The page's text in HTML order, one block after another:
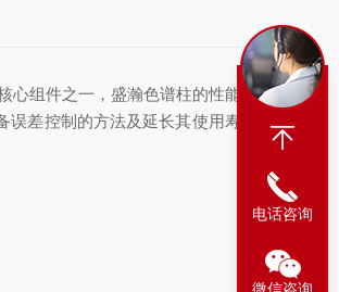
组件之一，盛瀚色谱柱的性能直接
差控制的方法及延长其使用寿命的
电话咨询